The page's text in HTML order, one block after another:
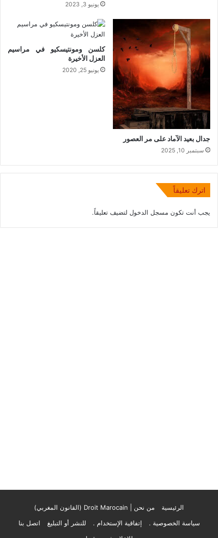
يونيو 3, 2023
جدال بعيد الآماد على مر العصور
سبتمبر 10, 2025
كلسن ومونتيسكيو في مراسيم
العزل الأخيرة
يونيو 25, 2020
اترك تعليقاً
يجب أنت تكون مسجل الدخول لتضيف تعليقاً.
الرئيسية
من نحن | Droit Marocain (القانون المغربي)
سياسة الخصوصية .
إتفاقية الإستخدام . للنشر أو التبليغ
اتصل بنا